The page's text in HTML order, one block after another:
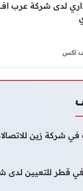
لدى شركة عرب
اكس
10 وظائف في شركة زين
قطر للتعيين لدى